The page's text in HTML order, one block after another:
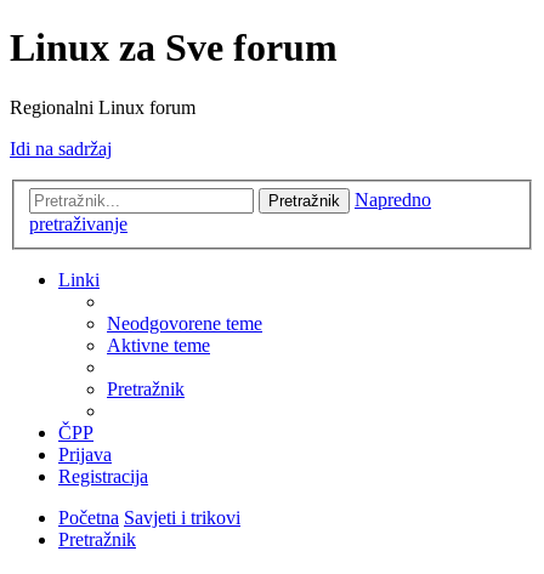
Linux za Sve forum
Regionalni Linux forum
Idi na sadržaj
Pretražnik
Napredno
pretraživanje
Linki
Neodgovorene teme
Aktivne teme
Pretražnik
ČPP
Prijava
Registracija
Početna Savjeti i trikovi
Pretražnik